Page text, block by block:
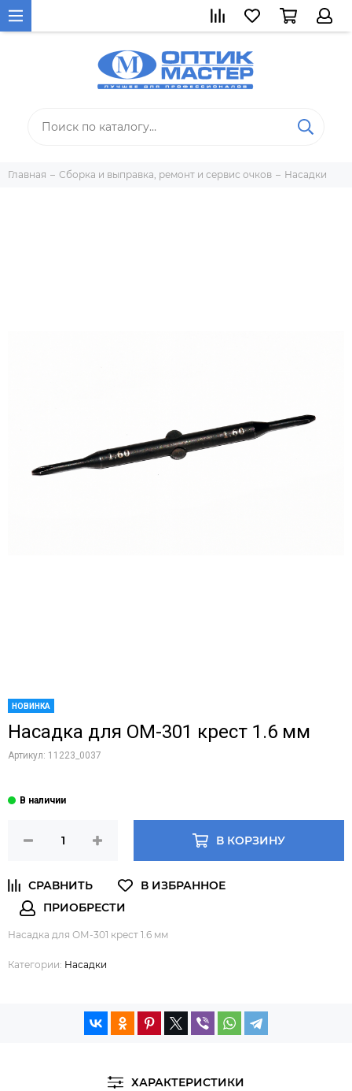
Главная Сборка и выправка, ремонт и сервис очков Насадки
НОВИНКА
Насадка для ОМ-301 крест 1.6 мм
Артикул: 11223_0037
В КОРЗИНУ
Насадка для ОМ-301 крест 1.6 мм
Категории: Насадки
ХАРАКТЕРИСТИКИ